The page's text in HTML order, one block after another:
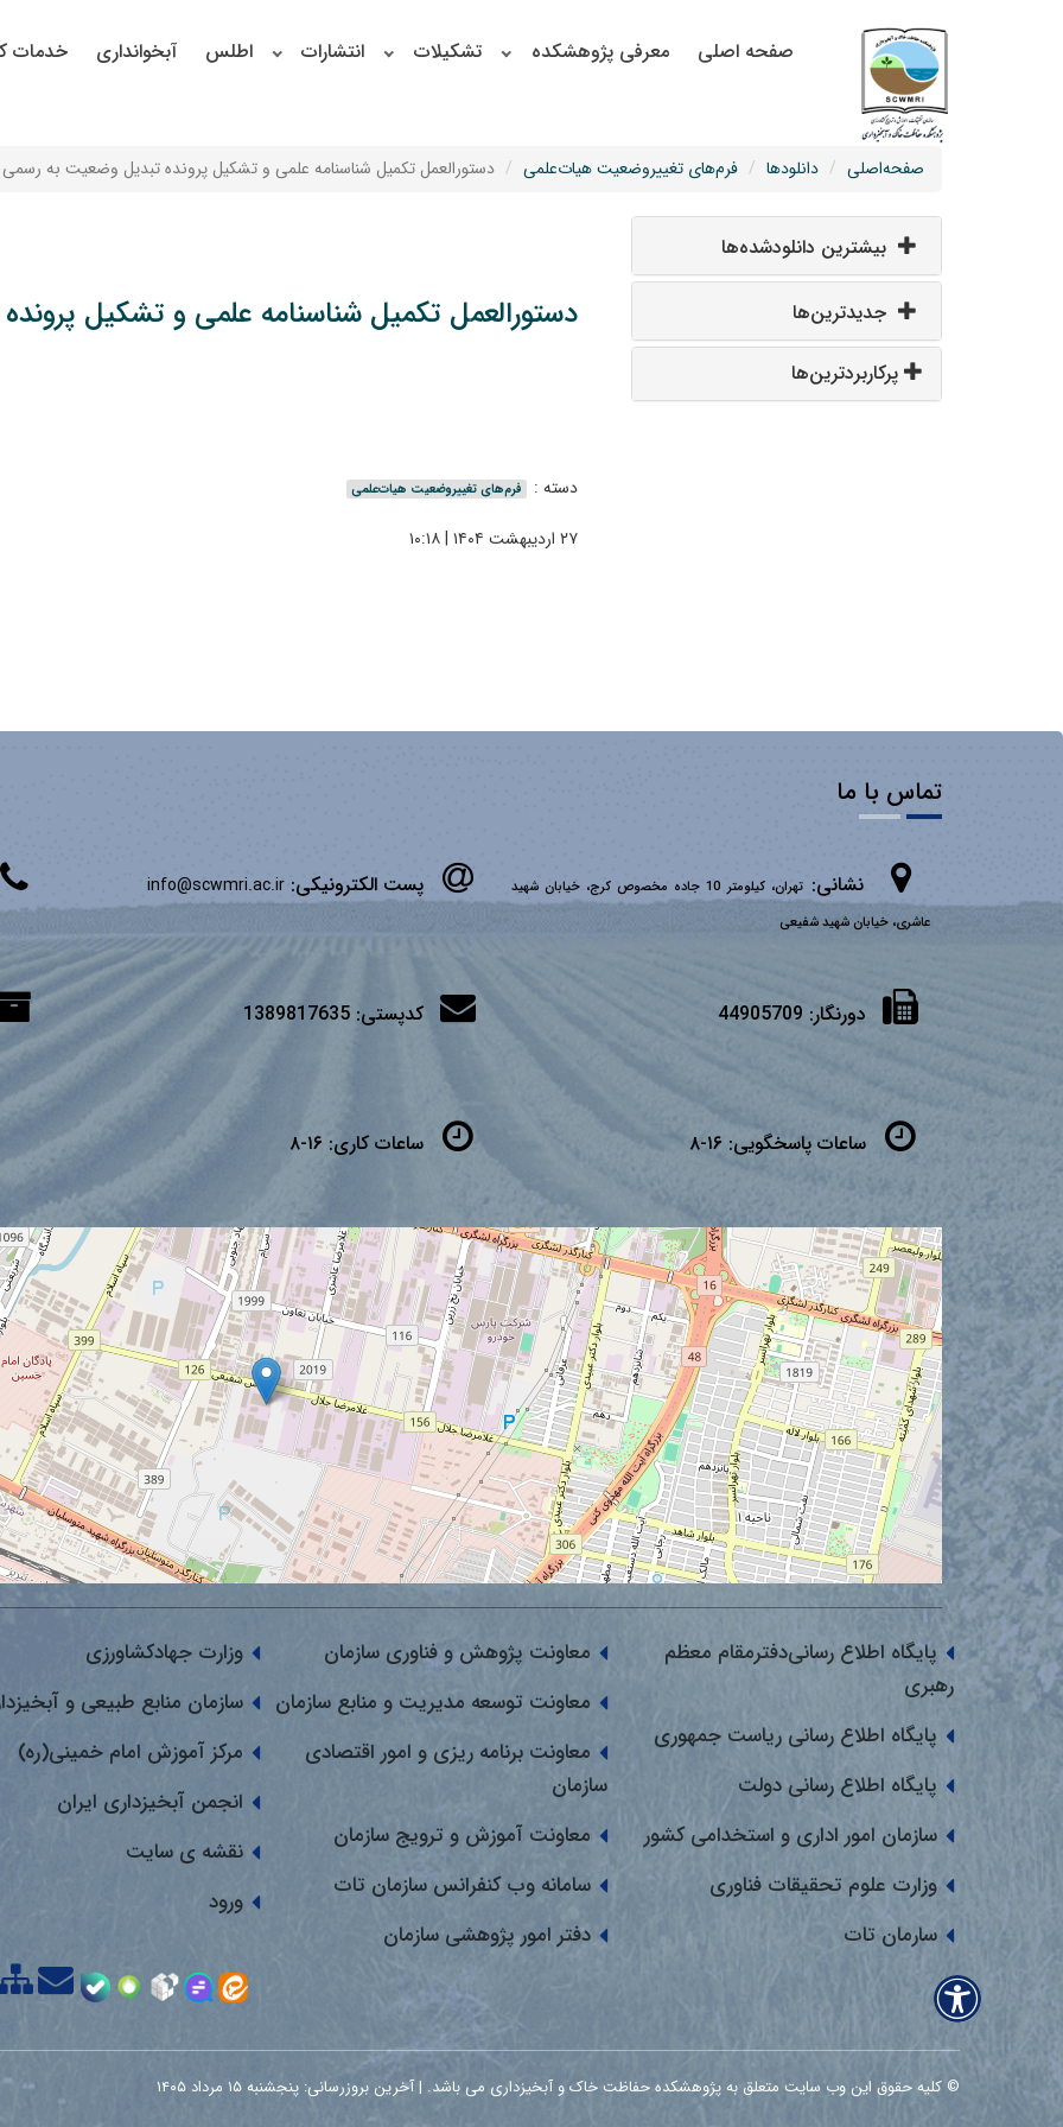
صفحه اصلی معرفی پژوهشکده تشکیلات انتشارات اطلس آبخوانداری خدمات
صفحه‌اصلی دانلودها فرم‌های تغییروضعیت هیات‌علمی دستورالعمل تکمیل شناسنامه علمی و تشکیل پرونده تبدیل وضعیت به رسمی
دستورالعمل تکمیل شناسنامه علمی و تشکیل
دسته : فرم‌های تغییروضعیت هیات‌علمی
۲۷ اردیبهشت ۱۴۰۴ | ۱۰:۱۸
بیشترین دانلودشده‌ها
جدیدترین‌ها
پرکاربردترین‌ها
تماس با ما
نشانی:
تهران، کیلومتر 10 جاده مخصوص کرج، خیابان شهید
عاشری، خیابان شهید شفیعی
پست الکترونیکی:info@scwmri.ac.ir
دورنگار: 44905709 کدپستی:1389817635
ساعات پاسخگویی: ۱۶-۸ ساعات کاری: ۱۶-۸
پایگاه اطلاع رسانی‌دفترمقام معظم
رهبری
پایگاه اطلاع رسانی ریاست جمهوری
پایگاه اطلاع رسانی دولت
سازمان امور اداری و استخدامی کشور
وزارت علوم تحقیقات فناوری
سارمان تات
معاونت پژوهش و فناوری سازمان
معاونت توسعه مدیریت و منابع سازمان
معاونت برنامه ریزی و امور اقتصادی
سازمان
معاونت آموزش و ترویج سازمان
سامانه وب کنفرانس سازمان تات
دفتر امور پژوهشی سازمان
وزارت جهادکشاورزی
سازمان منابع طبیعی و
مرکز آموزش امام خمینی(ره)
انجمن آبخیزداری ایران
نقشه ی سایت
ورود
© کلیه حقوق این وب سایت متعلق به پژوهشکده حفاظت خاک و آبخیزداری می باشد. | آخرین بروزرسانی: پنجشنبه ۱۵ مرداد ۱۴۰۵